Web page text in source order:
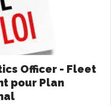
Officer - Fleet
pour Plan